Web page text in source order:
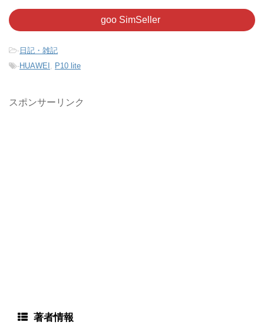
goo SimSeller
- 日記・雑記
-HUAWEI P10 lite
スポンサーリンク
著者情報